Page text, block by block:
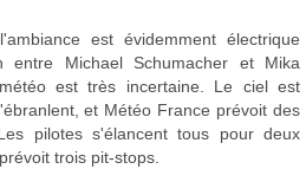
est évidemment électrique
entre Michael Schumacher et Mika
est très incertaine. Le ciel est
et Météo France prévoit des
pilotes s'élancent tous pour deux
trois pit-stops.